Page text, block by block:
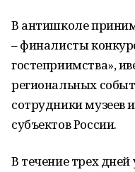
В антишколе
– финалисты
гостеприимства»,
региональных
сотрудники музеев
субъектов России.
В течение трех